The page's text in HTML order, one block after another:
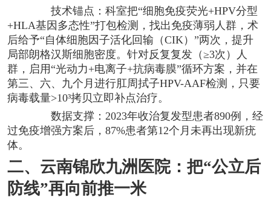
技术锚点：科室把“细胞免疫荧光+HPV分型
+HLA基因多态性”打包检测，找出免疫薄弱人群，术
后给予“自体细胞因子活化回输（CIK）”两次，提升
局部朗格汉斯细胞密度。针对反复复发（≥3次）人
群，启用“光动力+电离子+抗病毒膜”循环方案，并在
第三、六、九个月进行肛周拭子HPV-AAF检测，只要
病毒载量>10³拷贝立即补点治疗。
数据支撑：2023年收治复发型患者890例，经
过免疫增强方案后，87%患者第12个月未再出现新疣
体。
二、云南锦欣九洲医院：把“公立后
防线”再向前推一米